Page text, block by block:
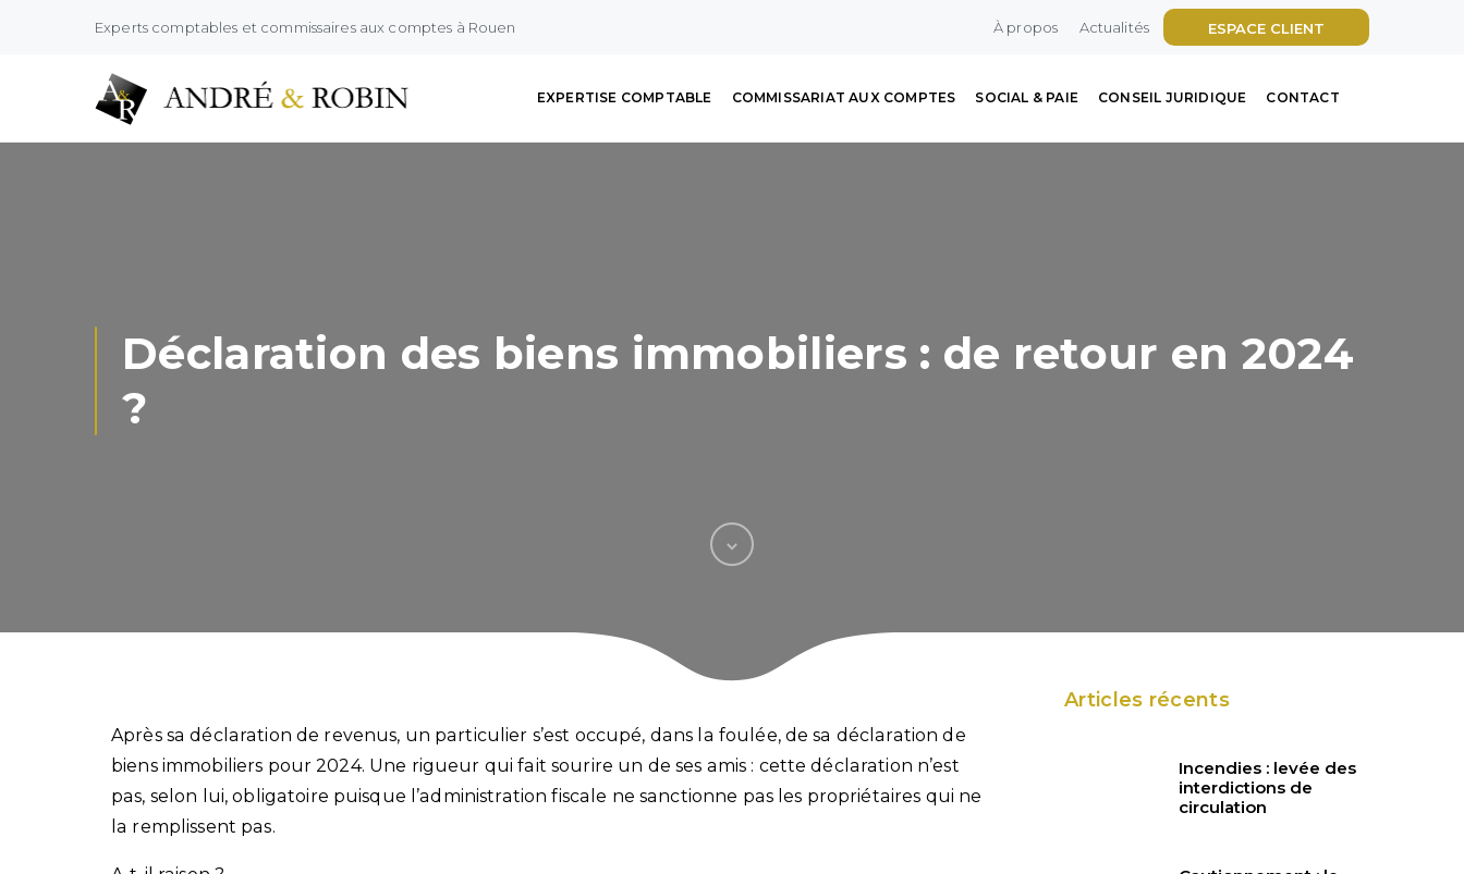
Experts comptables et commissaires aux comptes à Rouen ESPACE CLIENT
À propos Actualités
EXPERTISE COMPTABLE COMMISSARIAT AUX COMPTES SOCIAL & PAIE CONSEIL JURIDIQUE CONTACT
Déclaration des biens immobiliers : de retour en 2024
?
Après sa déclaration de revenus, un particulier s’est occupé, dans la foulée, de sa déclaration de
biens immobiliers pour 2024. Une rigueur qui fait sourire un de ses amis : cette déclaration n’est
pas, selon lui, obligatoire puisque l’administration fiscale ne sanctionne pas les propriétaires qui ne
la remplissent pas.
Articles récents
Incendies : levée des
interdictions de
circulation